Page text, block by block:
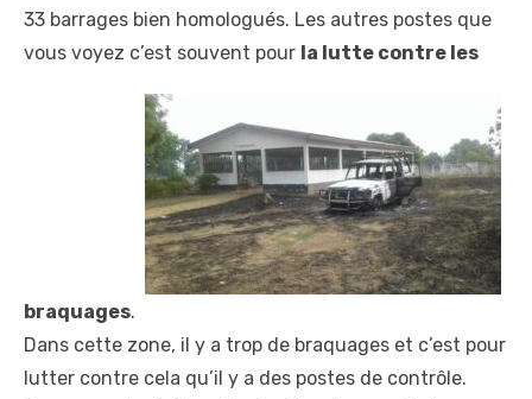
33 barrages bien homologués. Les autres postes que
vous voyez c’est souvent pour la lutte contre les
braquages.
Dans cette zone, il y a trop de braquages et c’est pour
lutter contre cela qu’il y a des postes de contrôle.